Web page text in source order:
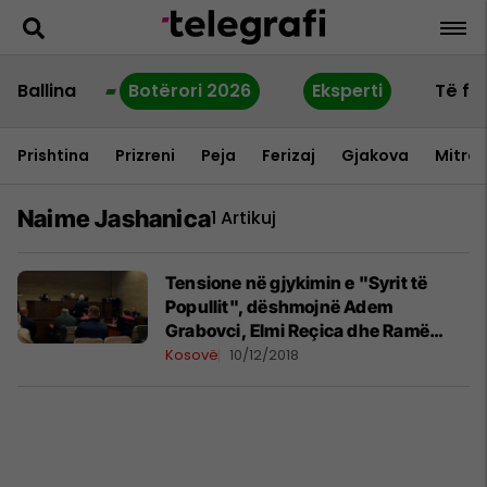
Ballina Botërori 2026 Eksperti Të
Prishtina Prizreni Peja Ferizaj Gjakova
Naime Jashanica1 Artikuj
Tensione në gjykimin e "Syrit të
Popullit", dëshmojnë Adem
Grabovci, Elmi Reçica dhe Ramë
Maraj
Kosovë 10/12/2018